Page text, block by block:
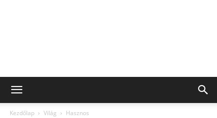
Kezdőlap Világ Hasznos